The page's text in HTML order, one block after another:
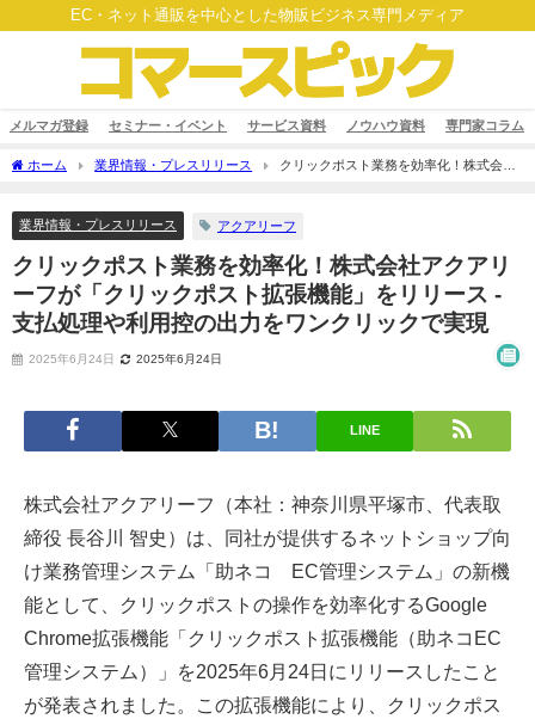
EC・ネット通販を中心とした物販ビジネス専門メディア
メルマガ登録 セミナー・イベント サービス資料 ノウハウ資料 専門家コラム
ホーム 業界情報・プレスリリース
クリックポスト業務を効率化！株式会社
業界情報・プレスリリース
アクアリーフ
クリックポスト業務を効率化！株式会社アクアリ
ーフが「クリックポスト拡張機能」をリリース -
支払処理や利用控の出力をワンクリックで実現
2025年6月24日 2025年6月24日
LINE
株式会社アクアリーフ（本社：神奈川県平塚市、代表取
締役 長谷川 智史）は、同社が提供するネットショップ向
け業務管理システム「助ネコ®EC管理システム」の新機
能として、クリックポストの操作を効率化するGoogle
Chrome拡張機能「クリックポスト拡張機能（助ネコEC
管理システム）」を2025年6月24日にリリースしたこと
が発表されました。この拡張機能により、クリックポス